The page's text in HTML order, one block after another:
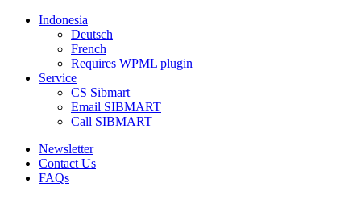
Indonesia
Deutsch
French
Requires WPML plugin
Service
CS Sibmart
Email SIBMART
Call SIBMART
Newsletter
Contact Us
FAQs